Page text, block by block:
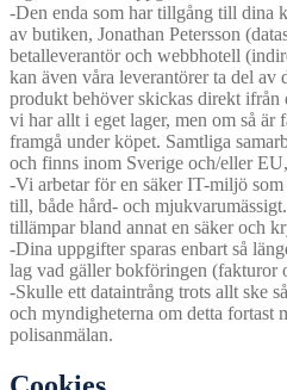
-Den enda som har tillgång till dina
av butiken, Jonathan Petersson
betalleverantör och webbhotell
kan även våra leverantörer ta del
produkt behöver skickas direkt ifrån
vi har allt i eget lager, men om så är
framgå under köpet. Samtliga
och finns inom Sverige och/eller
-Vi arbetar för en säker IT-miljö
till, både hård- och
tillämpar bland annat en säker och
-Dina uppgifter sparas enbart så
lag vad gäller bokföringen (fakturor
-Skulle ett dataintrång trots allt ske
och myndigheterna om detta fortast
polisanmälan.